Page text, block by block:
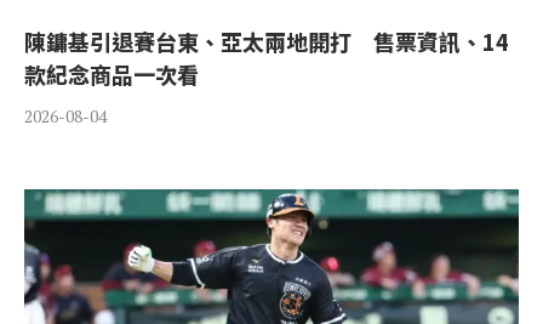
陳鏞基引退賽台東、亞太兩地開打 售票資訊、14
款紀念商品一次看
2026-08-04